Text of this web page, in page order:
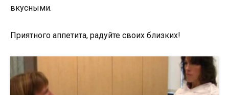
вкусными.
Приятного аппетита, радуйте своих близких!